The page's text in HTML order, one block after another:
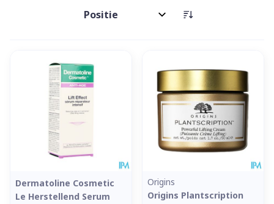
Sorteer op:
Dermatoline Cosmetic
Le Herstellend Serum
Origins
Origins Plantscription